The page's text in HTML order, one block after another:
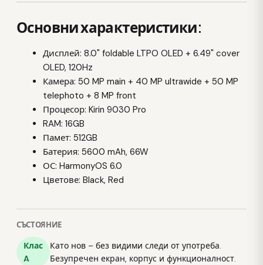
Основни характеристики:
Дисплей: 8.0" foldable LTPO OLED + 6.49" cover
OLED, 120Hz
Камера: 50 MP main + 40 MP ultrawide + 50 MP
telephoto + 8 MP front
Процесор: Kirin 9030 Pro
RAM: 16GB
Памет: 512GB
Батерия: 5600 mAh, 66W
ОС: HarmonyOS 6.0
Цветове: Black, Red
СЪСТОЯНИЕ
Клас
A
Като нов – без видими следи от употреба.
Безупречен екран, корпус и функционалност.